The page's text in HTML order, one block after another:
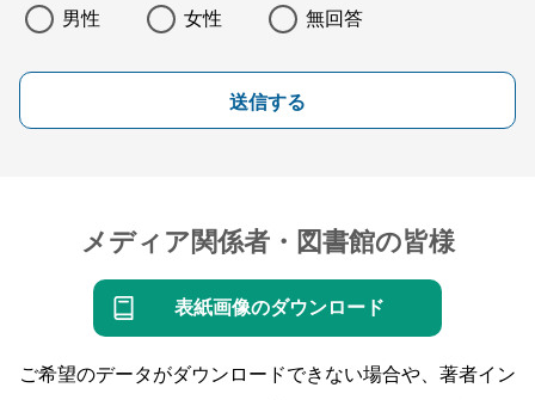
男性 女性 無回答
送信する
メディア関係者・図書館の皆様
表紙画像のダウンロード
ご希望のデータがダウンロードできない場合や、著者イン